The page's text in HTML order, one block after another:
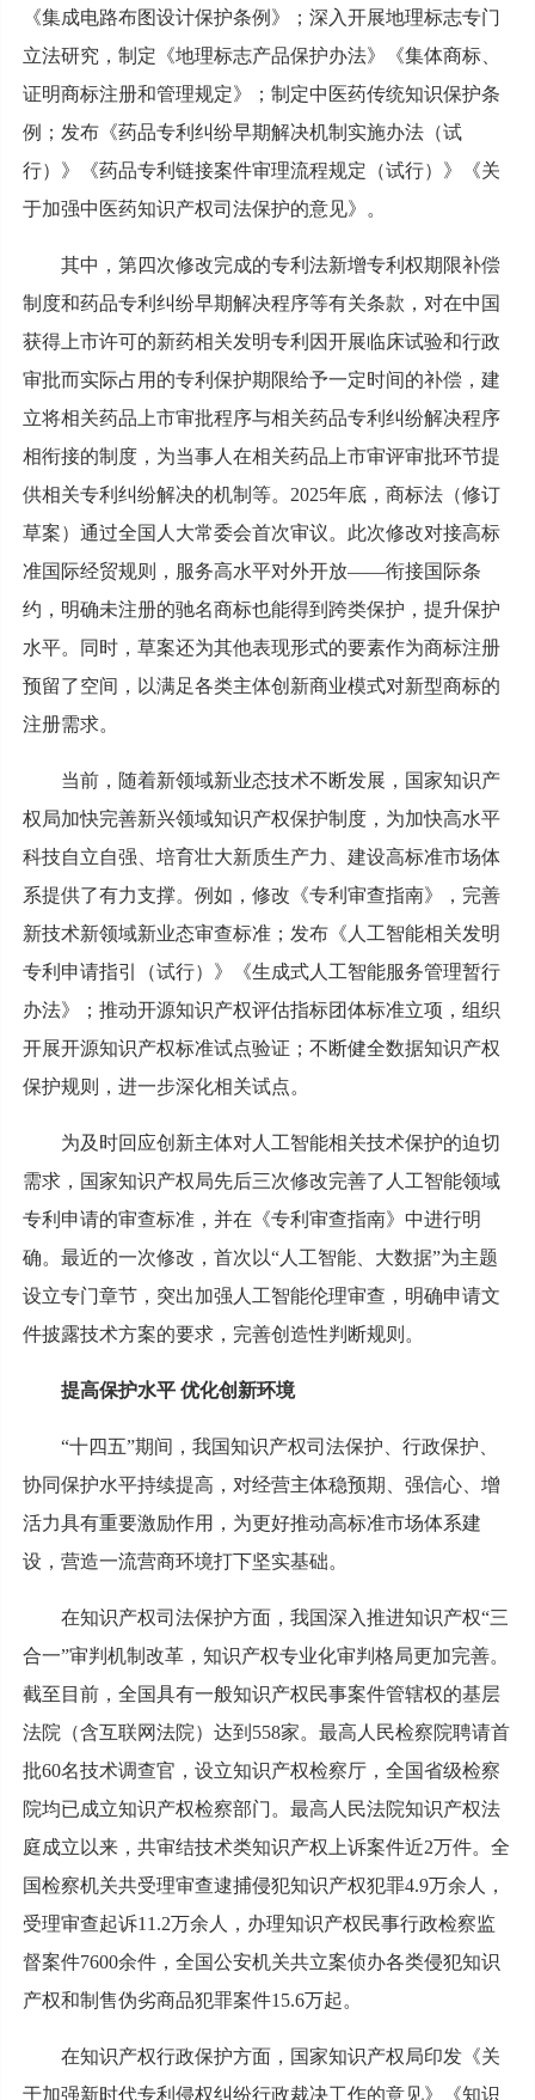
《集成电路布图设计保护条例》；深入开展地理标志专门
立法研究，制定《地理标志产品保护办法》《集体商标、
证明商标注册和管理规定》；制定中医药传统知识保护条
例；发布《药品专利纠纷早期解决机制实施办法（试
行）》《药品专利链接案件审理流程规定（试行）》《关
于加强中医药知识产权司法保护的意见》。
其中，第四次修改完成的专利法新增专利权期限补偿
制度和药品专利纠纷早期解决程序等有关条款，对在中国
获得上市许可的新药相关发明专利因开展临床试验和行政
审批而实际占用的专利保护期限给予一定时间的补偿，建
立将相关药品上市审批程序与相关药品专利纠纷解决程序
相衔接的制度，为当事人在相关药品上市审评审批环节提
供相关专利纠纷解决的机制等。2025年底，商标法（修订
草案）通过全国人大常委会首次审议。此次修改对接高标
准国际经贸规则，服务高水平对外开放——衔接国际条
约，明确未注册的驰名商标也能得到跨类保护，提升保护
水平。同时，草案还为其他表现形式的要素作为商标注册
预留了空间，以满足各类主体创新商业模式对新型商标的
注册需求。
当前，随着新领域新业态技术不断发展，国家知识产
权局加快完善新兴领域知识产权保护制度，为加快高水平
科技自立自强、培育壮大新质生产力、建设高标准市场体
系提供了有力支撑。例如，修改《专利审查指南》，完善
新技术新领域新业态审查标准；发布《人工智能相关发明
专利申请指引（试行）》《生成式人工智能服务管理暂行
办法》；推动开源知识产权评估指标团体标准立项，组织
开展开源知识产权标准试点验证；不断健全数据知识产权
保护规则，进一步深化相关试点。
为及时回应创新主体对人工智能相关技术保护的迫切
需求，国家知识产权局先后三次修改完善了人工智能领域
专利申请的审查标准，并在《专利审查指南》中进行明
确。最近的一次修改，首次以“人工智能、大数据”为主题
设立专门章节，突出加强人工智能伦理审查，明确申请文
件披露技术方案的要求，完善创造性判断规则。
提高保护水平 优化创新环境
“十四五”期间，我国知识产权司法保护、行政保护、
协同保护水平持续提高，对经营主体稳预期、强信心、增
活力具有重要激励作用，为更好推动高标准市场体系建
设，营造一流营商环境打下坚实基础。
在知识产权司法保护方面，我国深入推进知识产权“三
合一”审判机制改革，知识产权专业化审判格局更加完善。
截至目前，全国具有一般知识产权民事案件管辖权的基层
法院（含互联网法院）达到558家。最高人民检察院聘请首
批60名技术调查官，设立知识产权检察厅，全国省级检察
院均已成立知识产权检察部门。最高人民法院知识产权法
庭成立以来，共审结技术类知识产权上诉案件近2万件。全
国检察机关共受理审查逮捕侵犯知识产权犯罪4.9万余人，
受理审查起诉11.2万余人，办理知识产权民事行政检察监
督案件7600余件，全国公安机关共立案侦办各类侵犯知识
产权和制售伪劣商品犯罪案件15.6万起。
在知识产权行政保护方面，国家知识产权局印发《关
于加强新时代专利侵权纠纷行政裁决工作的意见》《知识